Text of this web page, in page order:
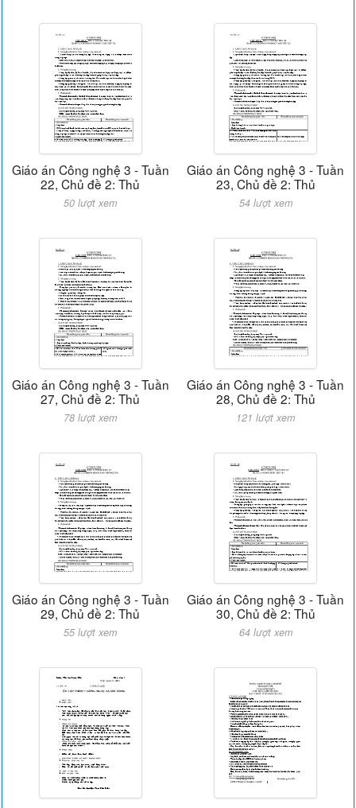
Giáo án Công nghệ 3 - Tuần
22, Chủ đề 2: Thủ
50 lượt xem
Giáo án Công nghệ 3 - Tuần
23, Chủ đề 2: Thủ
54 lượt xem
Giáo án Công nghệ 3 - Tuần
27, Chủ đề 2: Thủ
78 lượt xem
Giáo án Công nghệ 3 - Tuần
28, Chủ đề 2: Thủ
121 lượt xem
Giáo án Công nghệ 3 - Tuần
29, Chủ đề 2: Thủ
55 lượt xem
Giáo án Công nghệ 3 - Tuần
30, Chủ đề 2: Thủ
64 lượt xem